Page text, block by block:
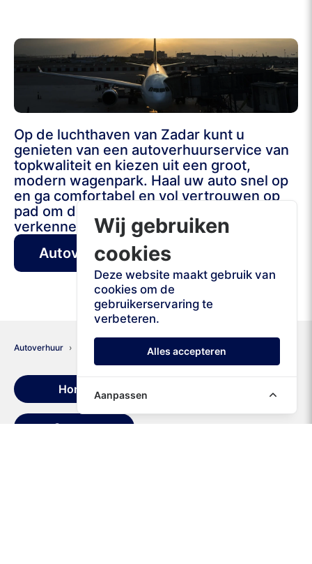
Op de luchthaven van Zadar kunt u
genieten van een autoverhuurservice van
topkwaliteit en kiezen uit een groot,
modern wagenpark. Haal uw auto snel op
en ga comfortabel en vol vertrouwen op
pad om de prachtige kustlijn van Kroatië te
verkennen.
Autoverhuur Zadar Airport
Autoverhuur
Home
Contact
Wij gebruiken
cookies
Deze website maakt gebruik van
cookies om de
gebruikerservaring te
verbeteren.
Alles accepteren
Aanpassen